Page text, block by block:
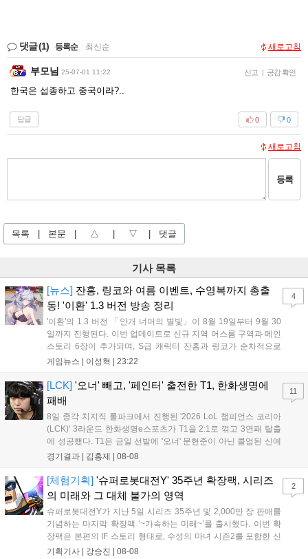
댓글(1) 등록순 최신순 새로고침
부모님 25-07-01 11:22 신고 | 공감 확인
한국은 섭종하고 중국이라?..
답글 0
0
새로고침
등록
목록 본문 △ ▽ 댓글
기사 목록
[뉴스] 잔홍, 링코와 여름 이벤트, 수영복까지 총출
동! '이환' 1.3 버전 방송 정리
'이환'의 1.3 버전 「안개 너머의 별빛」이 8월 19일부터 9월 30
일까지 진행된다. 이번 업데이트로 신규 지역 어스름 구역과 메인
스토리 6장이 추가되며, S급 캐릭터 잔홍과 링코가 순차적으로
등장한다. 여름 시즌을 맞아 비치발리볼, 수상 오토바이 등 다채
의성도 강화된다. 8월 11일까지 사용 가능한 교환 코드 3종이 제
공되며, 상세 일정은 공식 채널을 통해 확인할 수 있다....
게임뉴스 | 이성혁 23:22
4
[LCK] '오너' 빼고, '페인터' 출전한 T1, 한화생명에
패배
8일 종각 치지직 롤파크에서 진행된 '2026 LoL 챔피언스 코리아
(LCK)' 3라운드 한화생명e스포츠가 T1을 2:1로 꺾고 3연패 탈출
에 성공했다. T1은 금일 선발에 '오너' 문현준이 아닌 콜업된 신예
'페인터' 김은후를 투입했지만, 결국 1:2로 패배하고 말았다. T1은
을 빼냈다....
경기결과 | 김홍제 08-08
11
[체험기획] '슈퍼로봇대전Y' 35주년 확장팩, 시리즈
의 미래와 그 대체 불가의 영역
슈퍼로봇대전Y가 지난 5일 시리즈 35주년 및 2,000만 장 판매를
기념하는 마지막 확장팩 ‘~가속하는 미래~’를 출시했다. 이번 확
장팩은 본편의 IF 스토리 형태로, 수성의 마녀 시즌2를 포함한 신
규 참전작과 크로스오버 합체기를 선보이며 작품을 완결 짓는다.
기획기사 | 강승진 08-08
2